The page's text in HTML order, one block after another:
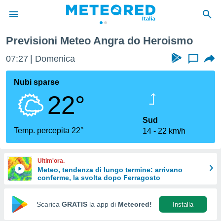
di
per
le
di
Web
Previsioni Meteo Angra do Heroismo
07:27 Domenica ...
Nubi sparse
22°
Temp. percepita 22°
Sud
14
22 km/h
Ultim'ora.
Meteo, tendenza di lungo termine: arrivano
conferme, la svolta dopo Ferragosto
Scarica GRATIS la app di Meteored! Installa